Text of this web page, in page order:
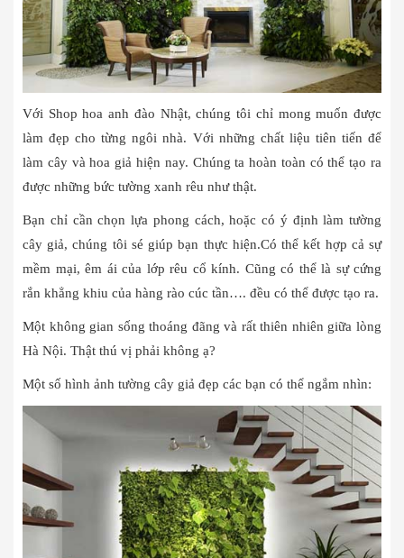
Với Shop hoa anh đào Nhật, chúng tôi chỉ mong muốn được
làm đẹp cho từng ngôi nhà. Với những chất liệu tiên tiến để
làm cây và hoa giả hiện nay. Chúng ta hoàn toàn có thể tạo ra
được những bức tường xanh rêu như thật.
Bạn chỉ cần chọn lựa phong cách, hoặc có ý định làm tường
cây giả, chúng tôi sé giúp bạn thực hiện.Có thể kết hợp cả sự
mềm mại, êm ái của lớp rêu cổ kính. Cũng có thể là sự cứng
rắn khẳng khiu của hàng rào cúc tần…. đều có thể được tạo ra.
Một không gian sống thoáng đãng và rất thiên nhiên giữa lòng
Hà Nội. Thật thú vị phải không ạ?
Một số hình ảnh tường cây giả đẹp các bạn có thể ngắm nhìn: